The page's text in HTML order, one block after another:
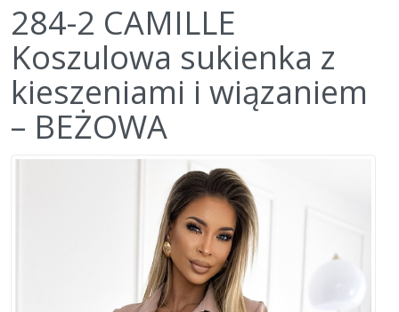
284-2 CAMILLE
Koszulowa sukienka z
kieszeniami i wiązaniem
– BEŻOWA